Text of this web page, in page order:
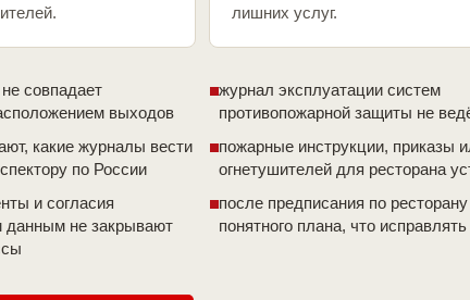
лишних услуг.
совпадает
выходов
журнал эксплуатации систем
противопожарной защиты не
какие журналы вести
по России
пожарные инструкции, приказы
огнетушителей для ресторана
и согласия
данным не закрывают
после предписания по
понятного плана, что